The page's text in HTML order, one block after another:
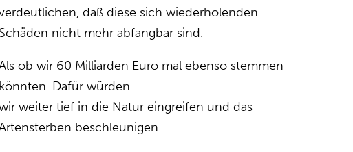
daß diese sich wiederholenden
Schäden nicht mehr abfangbar sind.
ob wir 60 Milliarden Euro mal ebenso stemmen
könnten. Dafür würden
weiter tief in die Natur eingreifen und das
beschleunigen.